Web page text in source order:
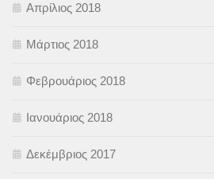
Απρίλιος 2018
Μάρτιος 2018
Φεβρουάριος 2018
Ιανουάριος 2018
Δεκέμβριος 2017